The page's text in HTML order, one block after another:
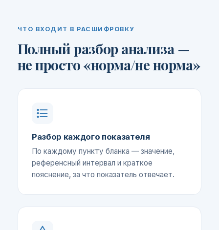
ЧТО ВХОДИТ В РАСШИФРОВКУ
Полный разбор анализа —
не просто «норма/не норма»
Разбор каждого показателя
По каждому пункту бланка — значение,
референсный интервал и краткое
пояснение, за что показатель отвечает.